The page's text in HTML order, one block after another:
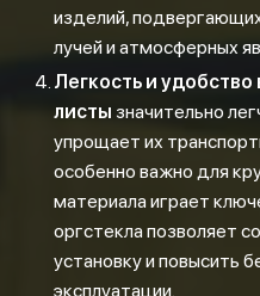
изделий,
лучей и атмосферных
Легкость и удобство
листы значительно
упрощает их
особенно важно для
материала играет
оргстекла позволяет
установку и повысить
эксплуатации.